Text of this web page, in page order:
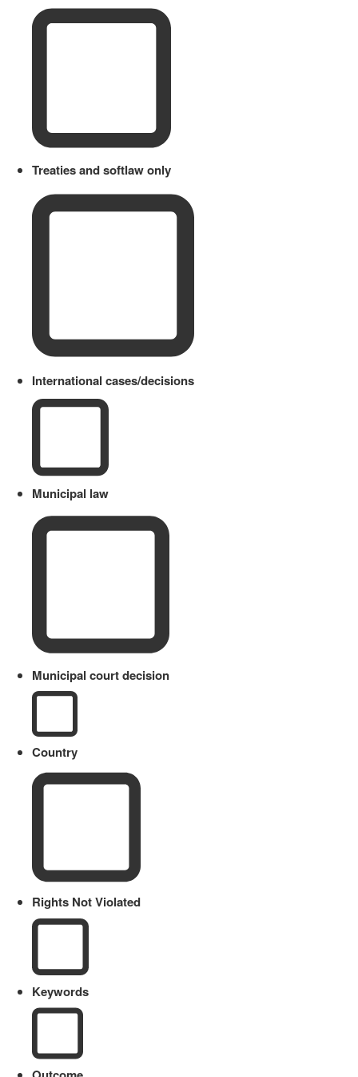
Treaties and softlaw only
International cases/decisions
Municipal law
Municipal court decision
Country
Rights Not Violated
Keywords